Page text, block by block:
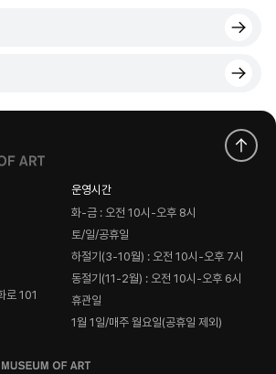
로 101
운영시간
화-금 : 오전 10시-오후 8시
토/일/공휴일
하절기(3-10월) : 오전 10시-오후 7시
동절기(11-2월) : 오전 10시-오후 6시
휴관일
1월 1일/매주 월요일(공휴일 제외)